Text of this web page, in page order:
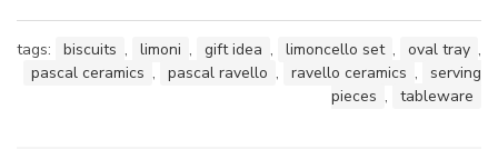
tags: biscuits , limoni , gift idea , limoncello set , oval tray ,
pascal ceramics , pascal ravello , ravello ceramics ,
serving
pieces , tableware